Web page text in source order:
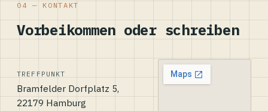
04 — KONTAKT
Vorbeikommen oder schreiben
TREFFPUNKT
Bramfelder Dorfplatz 5,
22179 Hamburg